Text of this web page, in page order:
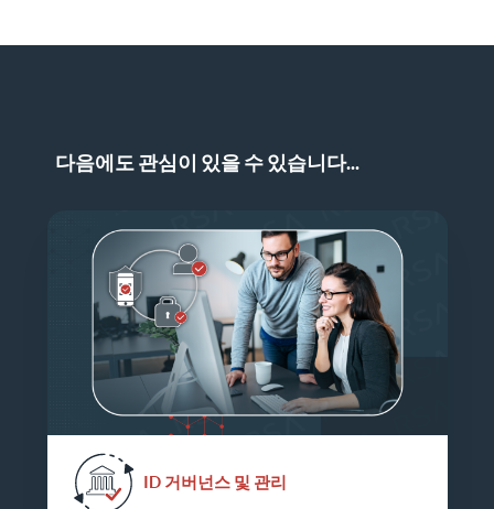
다음에도 관심이 있을 수 있습니다...
ID 거버넌스 및 관리